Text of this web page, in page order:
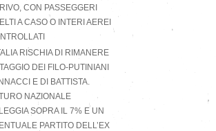
CON PASSEGGERI
A CASO O INTERI AEREI
RISCHIA DI RIMANERE
DEI FILO-PUTINIANI
E DI BATTISTA.
NAZIONALE
SOPRA IL 7% E UN
PARTITO DELL’EX